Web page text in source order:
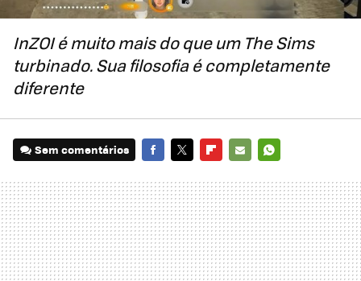
InZOI é muito mais do que um The Sims
turbinado. Sua filosofia é completamente
diferente
Sem comentários
MAIL